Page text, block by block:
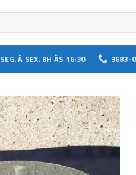
SEG. À SEX. 8H ÀS 16:30 3683-
Add to
wishlist